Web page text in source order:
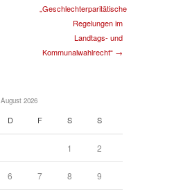
„Geschlechterparitätische
Regelungen im
Landtags- und
Kommunalwahlrecht“ →
August 2026
D F S S
1 2
6 7 8 9